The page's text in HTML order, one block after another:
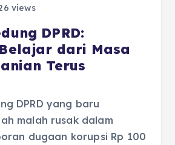
views
DPRD:
dari Masa
Terus
DPRD yang baru
malah rusak dalam
dugaan korupsi Rp 100